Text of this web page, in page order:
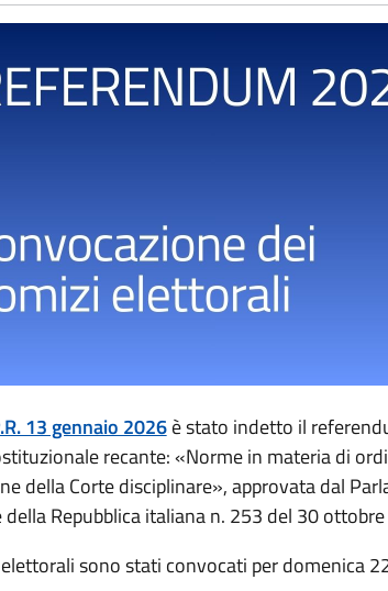
13 gennaio 2026è stato indetto il
recante: «Norme in materia di
della Corte disciplinare», approvata dal
Repubblica italiana n. 253 del 30
sono stati convocati per domenica